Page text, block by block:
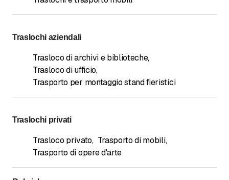
Traslochi aziendali
Trasloco di archivi e biblioteche,
Trasloco di ufficio,
Trasporto per montaggio stand fieristici
Traslochi privati
Trasloco privato, Trasporto di mobili,
Trasporto di opere d'arte